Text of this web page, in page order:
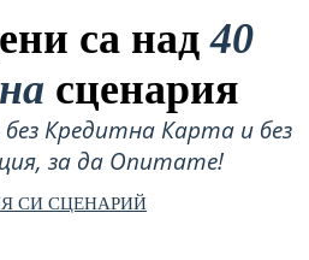
са над40
сценария
без Кредитна Карта и без
за да Опитате!
СИ СЦЕНАРИЙ